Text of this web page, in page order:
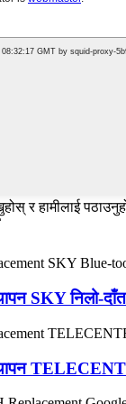
र हामीलाई
SKY निलो-